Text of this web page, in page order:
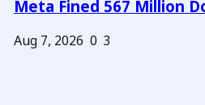
Meta Fined 567 Million
Aug 7, 2026 0 3